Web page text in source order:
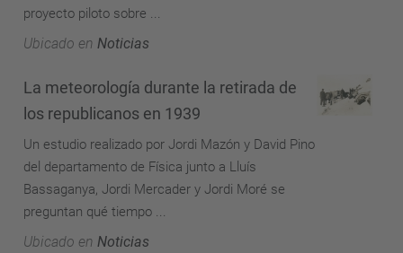
proyecto piloto sobre ...
Ubicado en Noticias
La meteorología durante la retirada de
los republicanos en 1939
Un estudio realizado por Jordi Mazón y David Pino
del departamento de Física junto a Lluís
Bassaganya, Jordi Mercader y Jordi Moré se
preguntan qué tiempo ...
Ubicado en Noticias